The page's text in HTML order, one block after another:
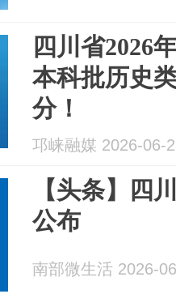
四川省2026
本科批历史
分！
邛崃融媒 2026-06-
【头条】四
公布
南部微生活 2026-